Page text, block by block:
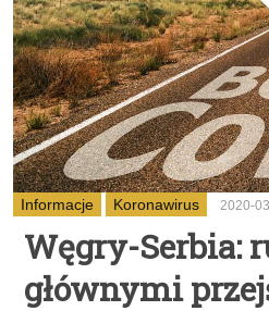
Informacje Koronawirus 2020-
Węgry-Serbia:
głównymi